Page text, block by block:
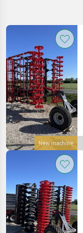
New machine